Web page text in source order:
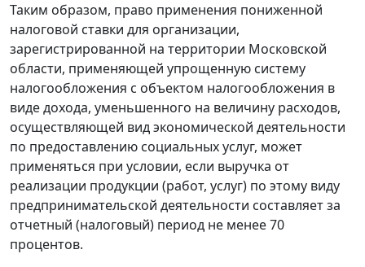
Таким образом, право применения пониженной
налоговой ставки для организации,
зарегистрированной на территории Московской
области, применяющей упрощенную систему
налогообложения с объектом налогообложения в
виде дохода, уменьшенного на величину расходов,
осуществляющей вид экономической деятельности
по предоставлению социальных услуг, может
применяться при условии, если выручка от
реализации продукции (работ, услуг) по этому виду
предпринимательской деятельности составляет за
отчетный (налоговый) период не менее 70
процентов.